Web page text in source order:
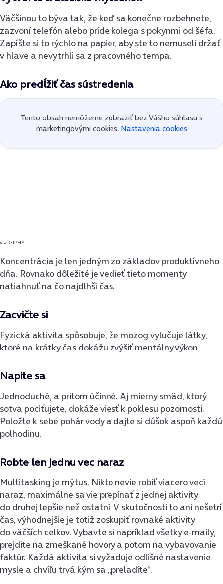
Väčšinou to býva tak, že keď sa konečne rozbehnete,
zazvoní telefón alebo príde kolega s pokynmi od šéfa.
Zapíšte si to rýchlo na papier, aby ste to nemuseli držať
v hlave a nevytrhli sa z pracovného tempa.
Ako predĺžiť čas sústredenia
Tento obsah nemôžeme zobraziť bez Vášho súhlasu s
marketingovými cookies. Nastavenia cookies
via GIPHY
Koncentrácia je len jedným zo základov produktívneho
dňa. Rovnako dôležité je vedieť tieto momenty
natiahnuť na čo najdlhší čas.
Zacvičte si
Fyzická aktivita spôsobuje, že mozog vylučuje látky,
ktoré na krátky čas dokážu zvýšiť mentálny výkon.
Napite sa
Jednoduché, a pritom účinné. Aj mierny smäd, ktorý
sotva pociťujete, dokáže viesť k poklesu pozornosti.
Položte k sebe pohár vody a dajte si dúšok aspoň každú
polhodinu.
Robte len jednu vec naraz
Multitasking je mýtus. Nikto nevie robiť viacero vecí
naraz, maximálne sa vie prepínať z jednej aktivity
do druhej lepšie než ostatní. V skutočnosti to ani nešetrí
čas, výhodnejšie je totiž zoskupiť rovnaké aktivity
do väčších celkov. Vybavte si napríklad všetky e-maily,
prejdite na zmeškané hovory a potom na vybavovanie
faktúr. Každá aktivita si vyžaduje odlišné nastavenie
mysle a chvíľu trvá kým sa „preladíte“.